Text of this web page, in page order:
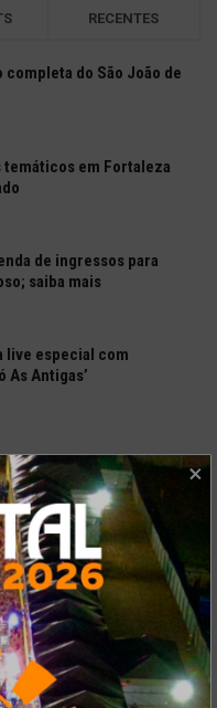
RECENTES
do São João de
em Fortaleza
de ingressos para
saiba mais
live especial com
As Antigas’
site?